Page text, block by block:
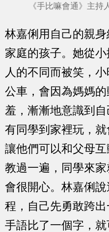
《手比嘛會通》主
林嘉俐用自己的親
家庭的孩子。她從
人的不同而被笑，
公車，會因為媽媽
羞，漸漸地意識到
有同學到家裡玩，就
讓他們可以和父母
教過一遍，同學來
會很開心。林嘉俐
程，自己先勇敢跨
手語比了一個字，